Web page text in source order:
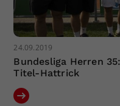
24.09.2019
Bundesliga Herren
Titel-Hattrick